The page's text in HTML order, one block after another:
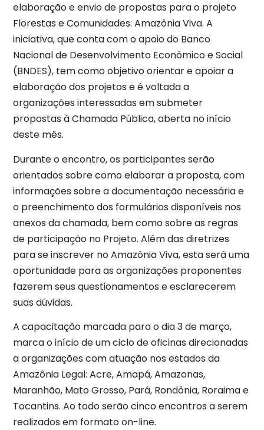
elaboração e envio de propostas para o projeto
Florestas e Comunidades: Amazônia Viva. A
iniciativa, que conta com o apoio do Banco
Nacional de Desenvolvimento Econômico e Social
(BNDES), tem como objetivo orientar e apoiar a
elaboração dos projetos e é voltada a
organizações interessadas em submeter
propostas à Chamada Pública, aberta no início
deste mês.
Durante o encontro, os participantes serão
orientados sobre como elaborar a proposta, com
informações sobre a documentação necessária e
o preenchimento dos formulários disponíveis nos
anexos da chamada, bem como sobre as regras
de participação no Projeto. Além das diretrizes
para se inscrever no Amazônia Viva, esta será uma
oportunidade para as organizações proponentes
fazerem seus questionamentos e esclarecerem
suas dúvidas.
A capacitação marcada para o dia 3 de março,
marca o início de um ciclo de oficinas direcionadas
a organizações com atuação nos estados da
Amazônia Legal: Acre, Amapá, Amazonas,
Maranhão, Mato Grosso, Pará, Rondônia, Roraima e
Tocantins. Ao todo serão cinco encontros a serem
realizados em formato on-line.